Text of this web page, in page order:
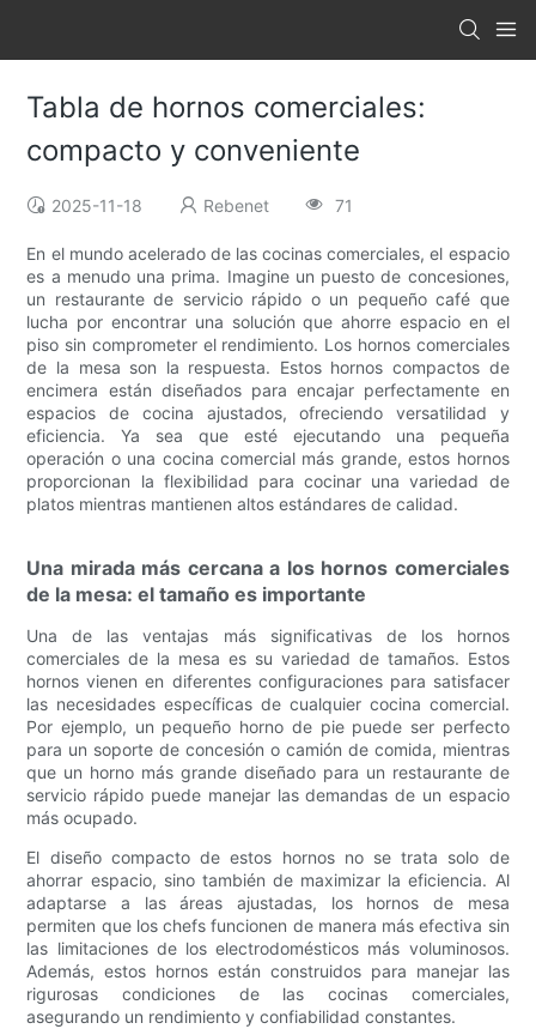
Tabla de hornos comerciales:
compacto y conveniente
2025-11-18 Rebenet 71
En el mundo acelerado de las cocinas comerciales, el espacio
es a menudo una prima. Imagine un puesto de concesiones,
un restaurante de servicio rápido o un pequeño café que
lucha por encontrar una solución que ahorre espacio en el
piso sin comprometer el rendimiento. Los hornos comerciales
de la mesa son la respuesta. Estos hornos compactos de
encimera están diseñados para encajar perfectamente en
espacios de cocina ajustados, ofreciendo versatilidad y
eficiencia. Ya sea que esté ejecutando una pequeña
operación o una cocina comercial más grande, estos hornos
proporcionan la flexibilidad para cocinar una variedad de
platos mientras mantienen altos estándares de calidad.
Una mirada más cercana a los hornos comerciales
de la mesa: el tamaño es importante
Una de las ventajas más significativas de los hornos
comerciales de la mesa es su variedad de tamaños. Estos
hornos vienen en diferentes configuraciones para satisfacer
las necesidades específicas de cualquier cocina comercial.
Por ejemplo, un pequeño horno de pie puede ser perfecto
para un soporte de concesión o camión de comida, mientras
que un horno más grande diseñado para un restaurante de
servicio rápido puede manejar las demandas de un espacio
más ocupado.
El diseño compacto de estos hornos no se trata solo de
ahorrar espacio, sino también de maximizar la eficiencia. Al
adaptarse a las áreas ajustadas, los hornos de mesa
permiten que los chefs funcionen de manera más efectiva sin
las limitaciones de los electrodomésticos más voluminosos.
Además, estos hornos están construidos para manejar las
rigurosas condiciones de las cocinas comerciales,
asegurando un rendimiento y confiabilidad constantes.